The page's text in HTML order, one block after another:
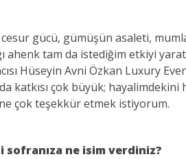
gücü, gümüşün asaleti,
ahenk tam da istediğim etkiyi
Hüseyin Avni Özkan Luxury
katkısı çok büyük;
çok teşekkür etmek istiyorum.
sofranıza ne isim verdiniz?